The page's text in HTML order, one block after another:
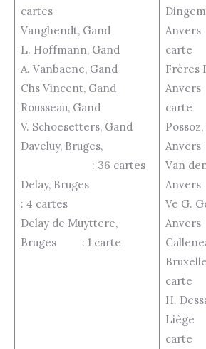
cartes
Vanghendt, Gand
L. Hoffmann, Gand
A. Vanbaene, Gand
Chs Vincent, Gand
Rousseau, Gand
V. Schoesetters, Gand
Daveluy, Bruges,
: 36 cartes
Delay, Bruges
: 4 cartes
Delay de Muyttere,
Bruges : 1 carte
carte
Frères
carte
Van
Ve G.
carte
H.
carte